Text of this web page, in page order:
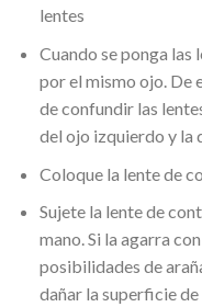
lentes
Cuando se ponga las
por el mismo ojo. De
de confundir las
del ojo izquierdo y la
Coloque la lente de
Sujete la lente de
mano. Si la agarra
posibilidades de
dañar la superficie de